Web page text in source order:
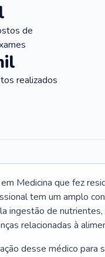
de
realizados
Medicina que fez
tem um amplo
ingestão de nutrientes,
relacionadas à
desse médico para